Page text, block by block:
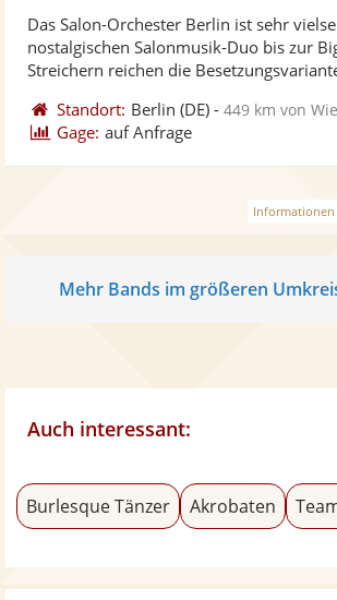
Das Salon-Orchester Berlin ist sehr
nostalgischen Salonmusik-Duo bis zur
Streichern reichen die
Standort: Berlin (DE) -449 km von
Gage: auf Anfrage
Informationen
Mehr Bands im größeren
Auch interessant:
Burlesque Tänzer Akrobaten